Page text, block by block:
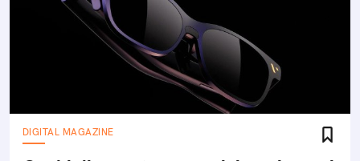
DIGITAL MAGAZINE